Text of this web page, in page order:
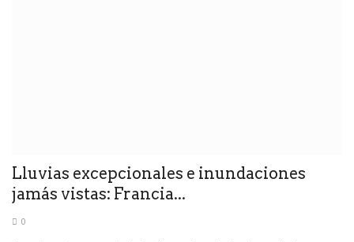
Lluvias excepcionales e inundaciones
jamás vistas: Francia...
0